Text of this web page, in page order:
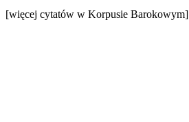
[więcej cytatów w Korpusie Barokowym]